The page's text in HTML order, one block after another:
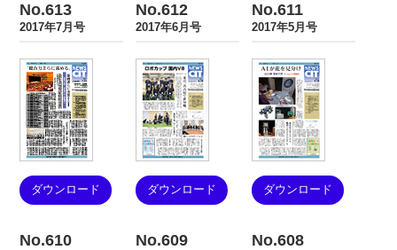
No.613
2017年7月号
ダウンロード
No.612
2017年6月号
ダウンロード
No.611
2017年5月号
ダウンロード
No.610 No.609 No.608